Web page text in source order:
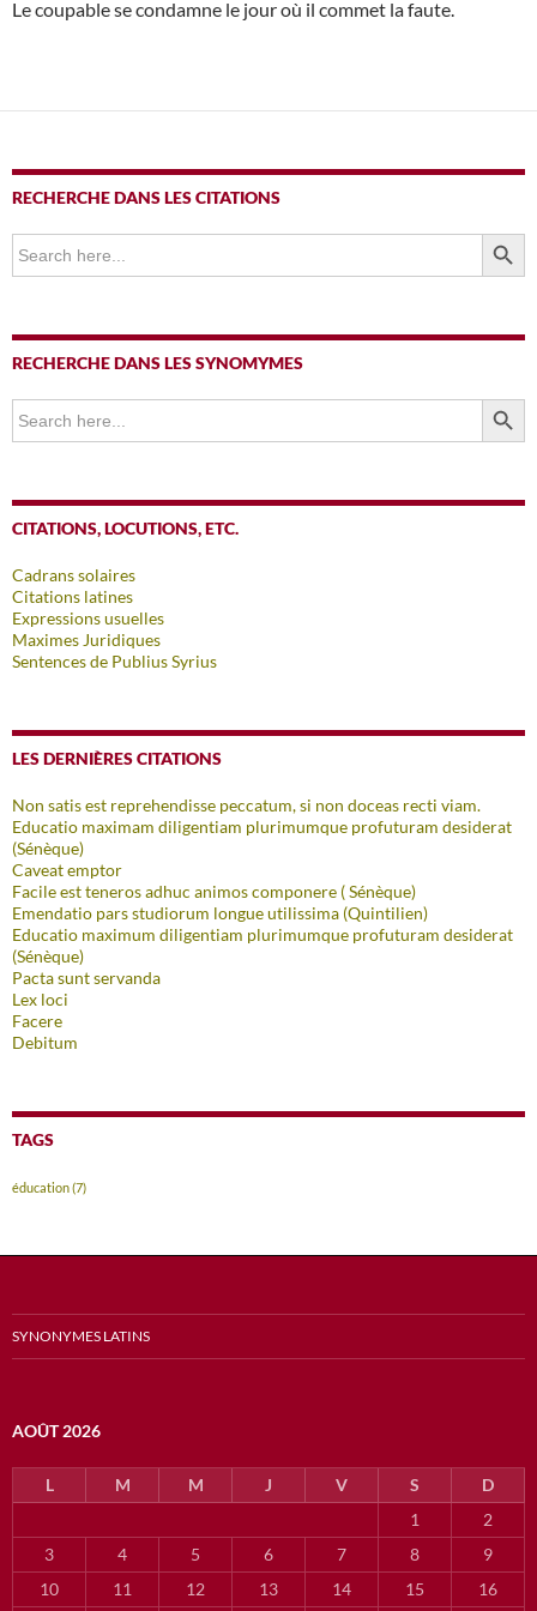
Le coupable se condamne le jour où il commet la faute.
RECHERCHE DANS LES CITATIONS
Search
for:
SEARCH
RECHERCHE DANS LES SYNOMYMES
Search
for:
SEARCH
CITATIONS, LOCUTIONS, ETC.
Cadrans solaires
Citations latines
Expressions usuelles
Maximes Juridiques
Sentences de Publius Syrius
LES DERNIÈRES CITATIONS
Non satis est reprehendisse peccatum, si non doceas recti viam.
Educatio maximam diligentiam plurimumque profuturam desiderat
(Sénèque)
Caveat emptor
Facile est teneros adhuc animos componere ( Sénèque)
Emendatio pars studiorum longue utilissima (Quintilien)
Educatio maximum diligentiam plurimumque profuturam desiderat
(Sénèque)
Pacta sunt servanda
Lex loci
Facere
Debitum
TAGS
éducation(7)
SYNONYMES LATINS
AOÛT 2026
L M M J V S
D
1
2
3
4 5 6 7 8
9
10
11 12 13 14 15 16